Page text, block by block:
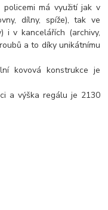
policemi má využití jak v
dílny, spíže), tak ve
i v kancelářích (archivy,
a to díky unikátnímu
kovová konstrukce je
a výška regálu je 2130